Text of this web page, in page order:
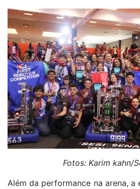
Fotos: Karim kahn/
Além da performance na arena, a